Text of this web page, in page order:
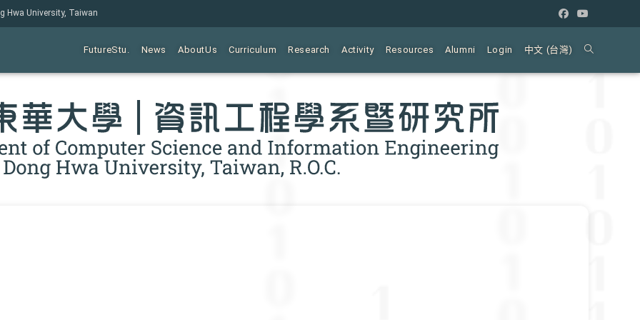
Hwa University, Taiwan
FutureStu. News AboutUs Curriculum Research Activity Resources Alumni Login 中文 (台灣) Toggle